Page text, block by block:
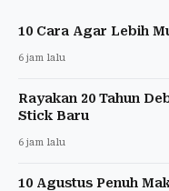
10 Cara Agar Lebih
6 jam lalu
Rayakan 20 Tahun
Stick Baru
6 jam lalu
10 Agustus Penuh